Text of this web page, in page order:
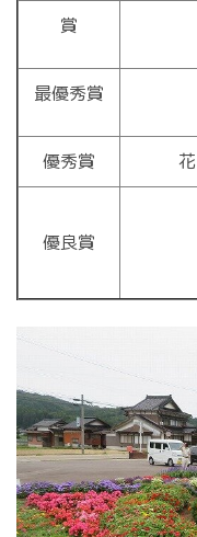
賞
最優秀賞
優秀賞
優良賞